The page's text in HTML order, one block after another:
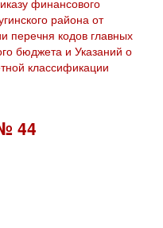
финансового
района от
перечня кодов главных
бюджета и Указаний о
классификации
44